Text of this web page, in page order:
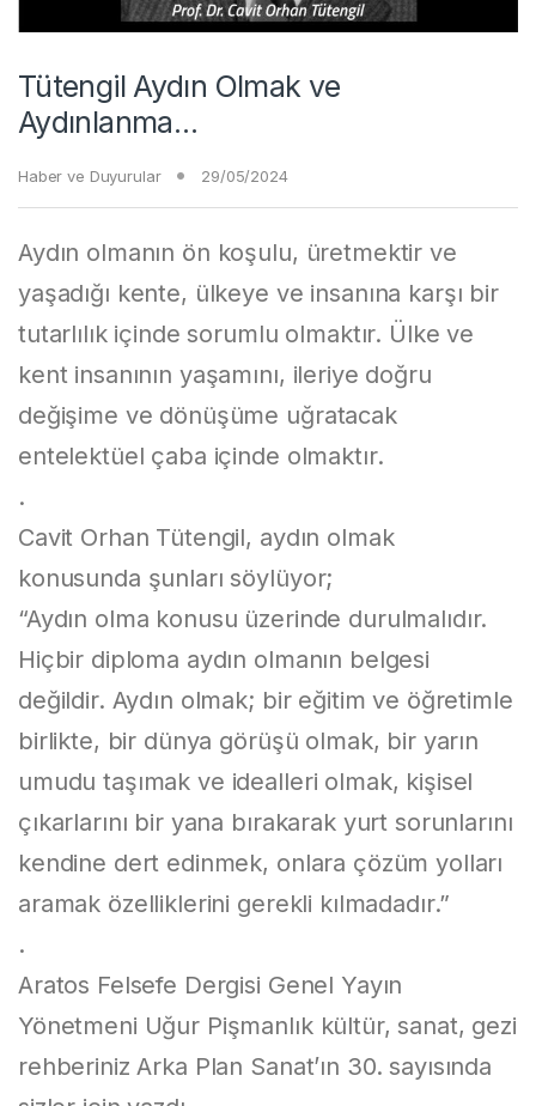
Tütengil Aydın Olmak ve
Aydınlanma…
Haber ve Duyurular 29/05/2024
Aydın olmanın ön koşulu, üretmektir ve
yaşadığı kente, ülkeye ve insanına karşı bir
tutarlılık içinde sorumlu olmaktır. Ülke ve
kent insanının yaşamını, ileriye doğru
değişime ve dönüşüme uğratacak
entelektüel çaba içinde olmaktır.
.
Cavit Orhan Tütengil, aydın olmak
konusunda şunları söylüyor;
“Aydın olma konusu üzerinde durulmalıdır.
Hiçbir diploma aydın olmanın belgesi
değildir. Aydın olmak; bir eğitim ve öğretimle
birlikte, bir dünya görüşü olmak, bir yarın
umudu taşımak ve idealleri olmak, kişisel
çıkarlarını bir yana bırakarak yurt sorunlarını
kendine dert edinmek, onlara çözüm yolları
aramak özelliklerini gerekli kılmadadır.”
.
Aratos Felsefe Dergisi Genel Yayın
Yönetmeni Uğur Pişmanlık kültür, sanat, gezi
rehberiniz Arka Plan Sanat’ın 30. sayısında